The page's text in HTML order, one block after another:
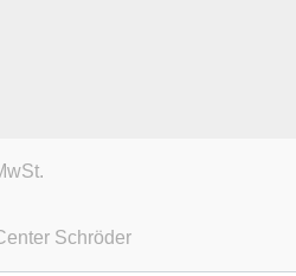
Schröder